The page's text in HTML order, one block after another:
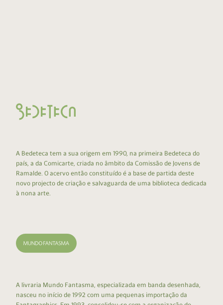
A Bedeteca tem a sua origem em 1990, na primeira Bedeteca do
país, a da Comicarte, criada no âmbito da Comissão de Jovens de
Ramalde. O acervo então constituído é a base de partida deste
novo projecto de criação e salvaguarda de uma biblioteca dedicada
à nona arte.
A livraria Mundo Fantasma, especializada em banda desenhada,
nasceu no início de 1992 com uma pequenas importação da